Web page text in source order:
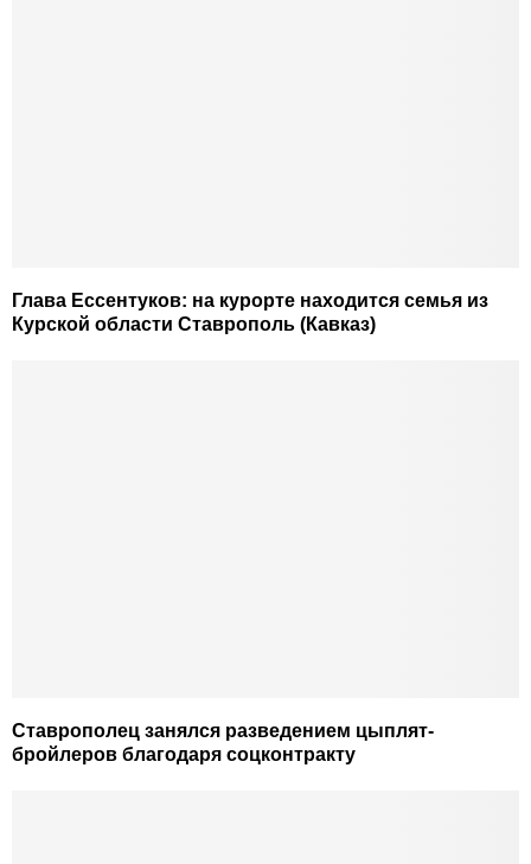
Глава Ессентуков: на курорте находится семья из
Курской области Ставрополь (Кавказ)
Ставрополец занялся разведением цыплят-
бройлеров благодаря соцконтракту